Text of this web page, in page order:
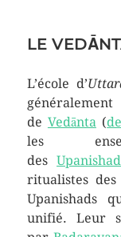
LE
L’école d’
de Vedānta (
les
desUpanishad
ritualistes
Upanishads
unifié. Leur